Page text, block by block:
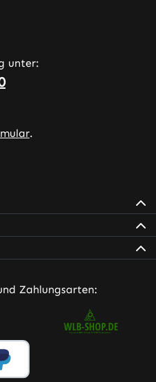
unter:
.
öffnet in neuem Tab
– öffnet in neuem Tab
inspirieren – öffnet in
– öffnet in neuem Tab
Zahlungsarten: